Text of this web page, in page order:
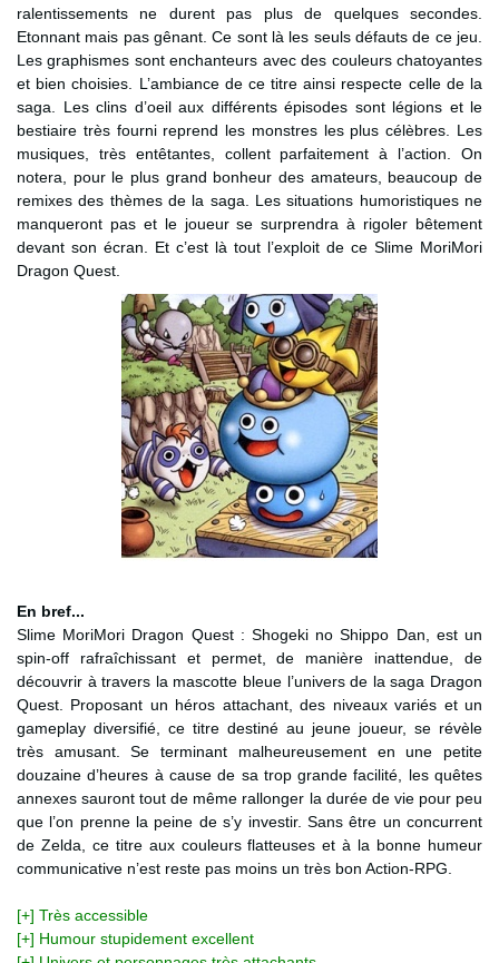
ralentissements ne durent pas plus de quelques secondes.
Etonnant mais pas gênant. Ce sont là les seuls défauts de ce jeu.
Les graphismes sont enchanteurs avec des couleurs chatoyantes
et bien choisies. L’ambiance de ce titre ainsi respecte celle de la
saga. Les clins d’oeil aux différents épisodes sont légions et le
bestiaire très fourni reprend les monstres les plus célèbres. Les
musiques, très entêtantes, collent parfaitement à l’action. On
notera, pour le plus grand bonheur des amateurs, beaucoup de
remixes des thèmes de la saga. Les situations humoristiques ne
manqueront pas et le joueur se surprendra à rigoler bêtement
devant son écran. Et c’est là tout l’exploit de ce Slime MoriMori
Dragon Quest.
En bref...
Slime MoriMori Dragon Quest : Shogeki no Shippo Dan, est un
spin-off rafraîchissant et permet, de manière inattendue, de
découvrir à travers la mascotte bleue l’univers de la saga Dragon
Quest. Proposant un héros attachant, des niveaux variés et un
gameplay diversifié, ce titre destiné au jeune joueur, se révèle
très amusant. Se terminant malheureusement en une petite
douzaine d’heures à cause de sa trop grande facilité, les quêtes
annexes sauront tout de même rallonger la durée de vie pour peu
que l’on prenne la peine de s’y investir. Sans être un concurrent
de Zelda, ce titre aux couleurs flatteuses et à la bonne humeur
communicative n’est reste pas moins un très bon Action-RPG.
[+] Très accessible
[+] Humour stupidement excellent